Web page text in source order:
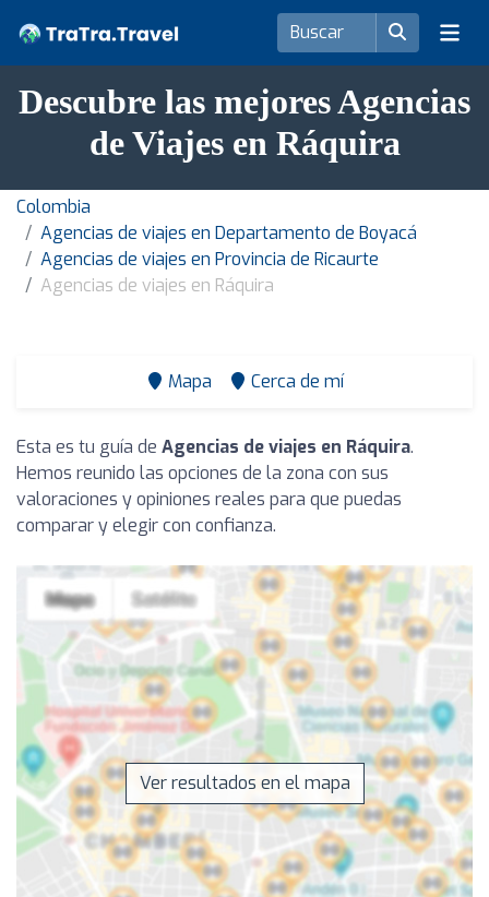
Descubre las mejores Agencias
de Viajes en Ráquira
Colombia
Agencias de viajes en Departamento de Boyacá
Agencias de viajes en Provincia de Ricaurte
Agencias de viajes en Ráquira
Mapa Cerca de mí
Esta es tu guía de Agencias de viajes en Ráquira.
Hemos reunido las opciones de la zona con sus
valoraciones y opiniones reales para que puedas
comparar y elegir con confianza.
Ver resultados en el mapa